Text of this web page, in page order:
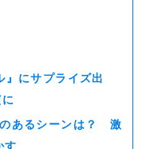
』にサプライズ出
あるシーンは？ 激
す